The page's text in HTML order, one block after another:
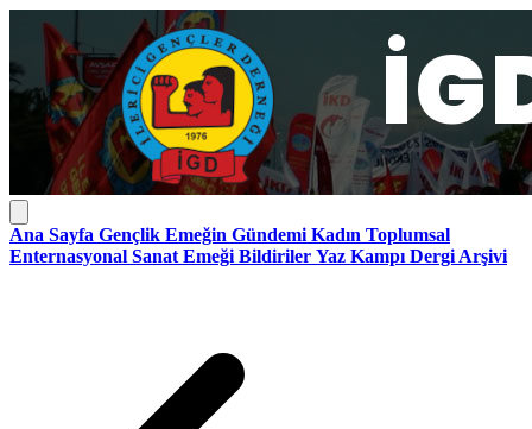
Ana Sayfa Gençlik Emeğin Gündemi Kadın Toplumsal
Enternasyonal Sanat Emeği Bildiriler Yaz Kampı Dergi Arşivi